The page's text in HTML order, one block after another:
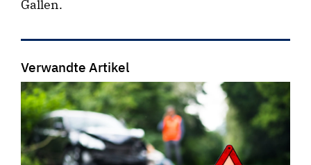
Gallen.
Verwandte Artikel